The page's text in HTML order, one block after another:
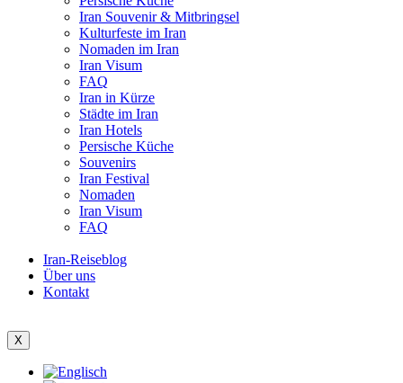
Iran Souvenir & Mitbringsel
Kulturfeste im Iran
Nomaden im Iran
Iran Visum
FAQ
Iran in Kürze
Städte im Iran
Iran Hotels
Persische Küche
Souvenirs
Iran Festival
Nomaden
Iran Visum
FAQ
Iran-Reiseblog
Über uns
Kontakt
X